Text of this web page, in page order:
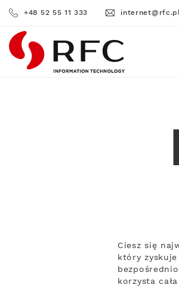
+48 52 55 11 333
RFC
Ciesz się
który
korzysta